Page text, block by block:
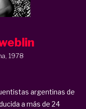
1978
argentinas de
a más de 24